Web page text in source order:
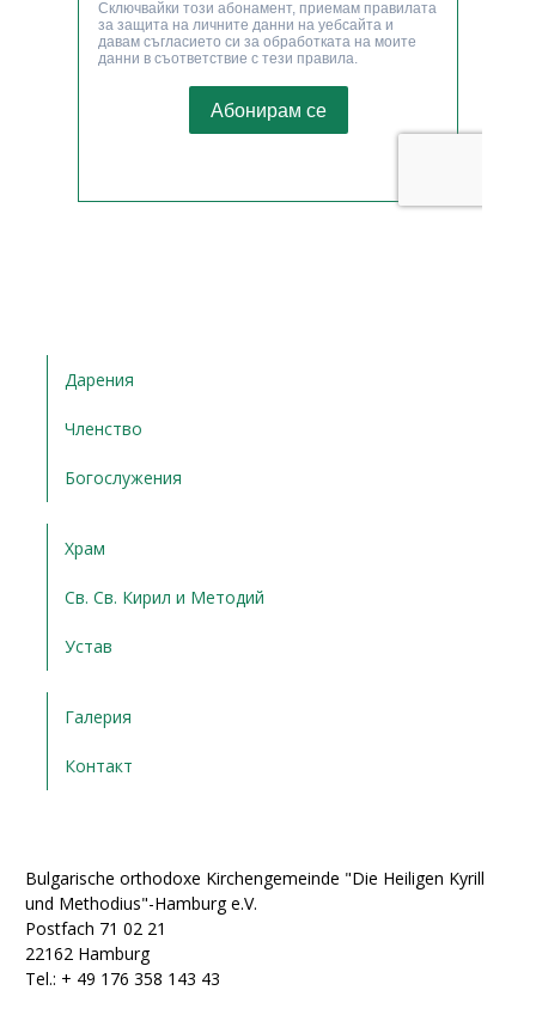
Дарения
Членство
Богослужения
Храм
Св. Св. Кирил и Методий
Устав
Галерия
Контакт
Bulgarische orthodoxe Kirchengemeinde "Die Heiligen Kyrill
und Methodius"-Hamburg e.V.
Postfach 71 02 21
22162 Hamburg
Tel.: + ‭49 176 358 143 43‬